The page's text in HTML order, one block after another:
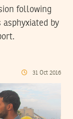
following
asphyxiated by
31 Oct 2016